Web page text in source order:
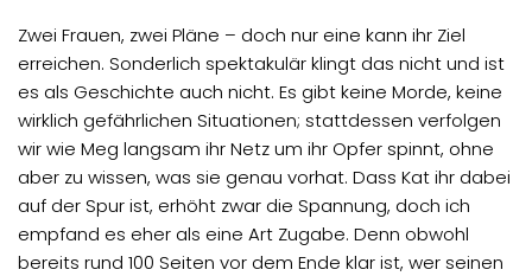
Zwei Frauen, zwei Pläne – doch nur eine kann ihr Ziel
erreichen. Sonderlich spektakulär klingt das nicht und ist
es als Geschichte auch nicht. Es gibt keine Morde, keine
wirklich gefährlichen Situationen; stattdessen verfolgen
wir wie Meg langsam ihr Netz um ihr Opfer spinnt, ohne
aber zu wissen, was sie genau vorhat. Dass Kat ihr dabei
auf der Spur ist, erhöht zwar die Spannung, doch ich
empfand es eher als eine Art Zugabe. Denn obwohl
bereits rund 100 Seiten vor dem Ende klar ist, wer seinen